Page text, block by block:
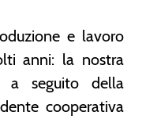
e lavoro
anni: la nostra
seguito della
cooperativa